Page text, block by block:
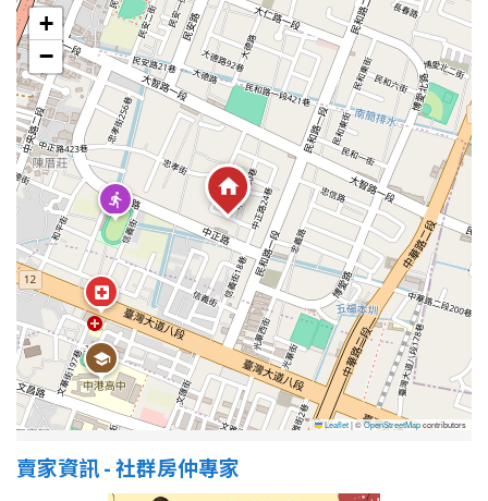
4房 5房以上
屋齡
不拘
5 年以下
5-10 年 10-20 年
20-30 年 30-40 年
40 年以上
售價
+
−
Leaflet|©OpenStreetMapcontributors
賣家資訊 - 社群房仲專家